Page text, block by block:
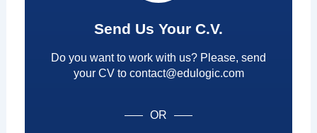
Send Us Your C.V.
Do you want to work with us? Please, send
your CV to contact@edulogic.com
OR